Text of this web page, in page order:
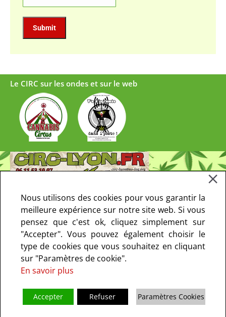
Le CIRC sur les ondes et sur le web
Nous utilisons des cookies pour vous garantir la
meilleure expérience sur notre site web. Si vous
pensez que c'est ok, cliquez simplement sur
"Accepter". Vous pouvez également choisir le
type de cookies que vous souhaitez en cliquant
sur "Paramètres de cookie".
En savoir plus
Accepter Refuser Paramètres Cookies